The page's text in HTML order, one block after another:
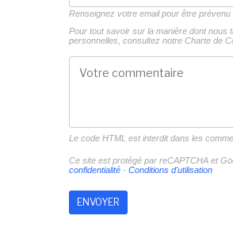
Renseignez votre email pour être
Pour tout savoir sur la manière dont nous
personnelles, consultez notre Charte de
Le code HTML est interdit dans les
Ce site est protégé par reCAPTCHA et
confidentialité- Conditions d'utilisation